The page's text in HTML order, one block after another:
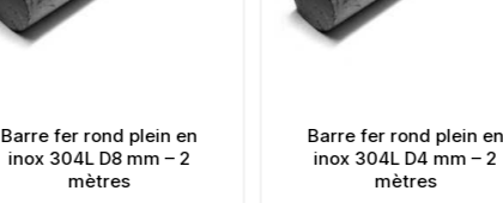
Barre fer rond plein en
inox 304L D8 mm – 2
mètres
Barre fer rond plein en
inox 304L D4 mm – 2
mètres